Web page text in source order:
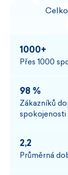
1000+
Přes 1000
98 %
Zákazníků
spokojenosti
2,2
Průměrná